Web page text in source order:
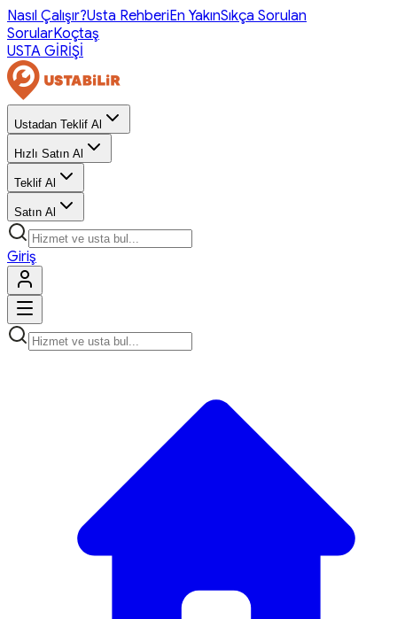
Nasıl Çalışır?Usta RehberiEn YakınSıkça Sorulan
SorularKoçtaş
USTA GİRİŞİ
Ustadan Teklif Al
Hızlı Satın Al
Teklif Al
Satın Al
Giriş